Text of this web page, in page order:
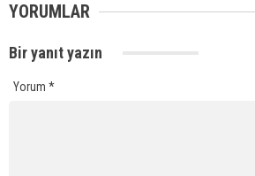
YORUMLAR
Bir yanıt yazın
Yorum *